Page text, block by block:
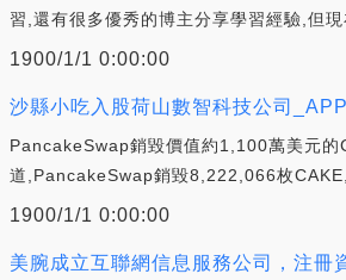
習,還有很多優秀的博主分享學習經驗,但現
1900/1/1 0:00:00
沙縣小吃入股荷山數智科技公司_APP
PancakeSwap銷毀價值約1,100萬美元的
道,PancakeSwap銷毀8,222,066枚
1900/1/1 0:00:00
美腕成立互聯網信息服務公司，注冊